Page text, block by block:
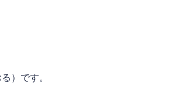
）です。